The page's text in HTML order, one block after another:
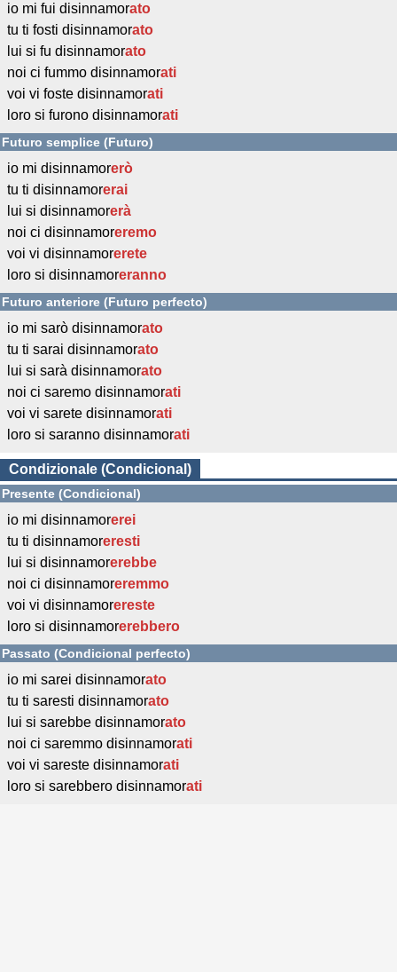
io mi fui disinnamorato
tu ti fosti disinnamorato
lui si fu disinnamorato
noi ci fummo disinnamorati
voi vi foste disinnamorati
loro si furono disinnamorati
Futuro semplice (Futuro)
io mi disinnamorerò
tu ti disinnamorerai
lui si disinnamorerà
noi ci disinnamoreremo
voi vi disinnamorerete
loro si disinnamoreranno
Futuro anteriore (Futuro perfecto)
io mi sarò disinnamorato
tu ti sarai disinnamorato
lui si sarà disinnamorato
noi ci saremo disinnamorati
voi vi sarete disinnamorati
loro si saranno disinnamorati
Condizionale (Condicional)
Presente (Condicional)
io mi disinnamorerei
tu ti disinnamoreresti
lui si disinnamorerebbe
noi ci disinnamoreremmo
voi vi disinnamorereste
loro si disinnamorerebbero
Passato (Condicional perfecto)
io mi sarei disinnamorato
tu ti saresti disinnamorato
lui si sarebbe disinnamorato
noi ci saremmo disinnamorati
voi vi sareste disinnamorati
loro si sarebbero disinnamorati